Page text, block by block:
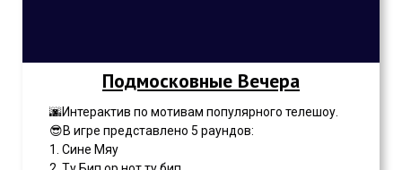
Подмосковные Вечера
🌆Интерактив по мотивам популярного телешоу.
😎В игре представлено 5 раундов:
1. Сине Мяу